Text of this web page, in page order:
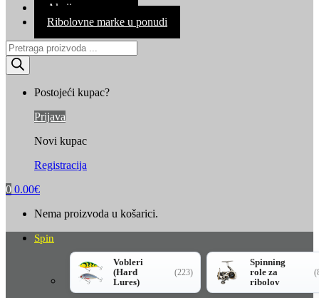
Akcija
Ribolovne marke u ponudi
Products
search
Postojeći kupac?
Prijava
Novi kupac
Registracija
0 0.00€
Nema proizvoda u košarici.
Spin
Vobleri
(Hard
Lures)
(223)
Spinning
role za
ribolov